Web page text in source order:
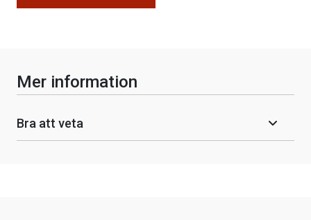
Mer information
Bra att veta